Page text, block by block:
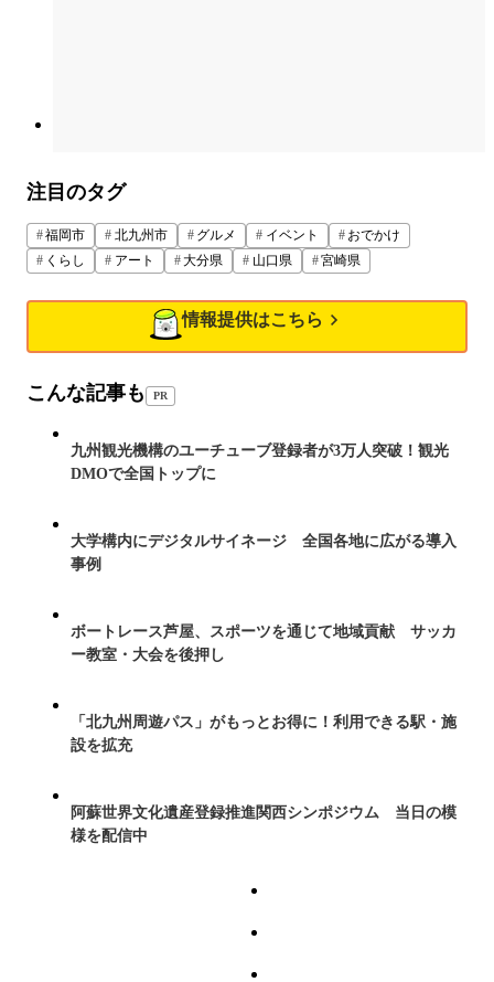
注目のタグ
福岡市 北九州市 グルメ イベント
おでかけ
くらし
アート 大分県 山口県 宮崎県
情報提供はこちら
こんな記事も PR
九州観光機構のユーチューブ登録者が3万人突破！観光
DMOで全国トップに
大学構内にデジタルサイネージ 全国各地に広がる導入
事例
ボートレース芦屋、スポーツを通じて地域貢献 サッカ
ー教室・大会を後押し
「北九州周遊パス」がもっとお得に！利用できる駅・施
設を拡充
阿蘇世界文化遺産登録推進関西シンポジウム 当日の模
様を配信中